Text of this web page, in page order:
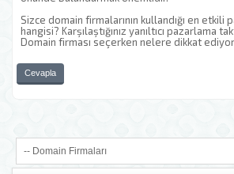
Sizce domain firmalarının kullandığı en etkili
hangisi? Karşılaştığınız yanıltıcı pazarlama
Domain firması seçerken nelere dikkat
Cevapla